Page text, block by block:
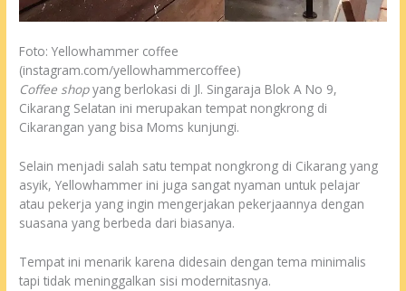
Foto: Yellowhammer coffee
(instagram.com/yellowhammercoffee)
Coffee shopyang berlokasi di Jl. Singaraja Blok A No 9,
Cikarang Selatan ini merupakan tempat nongkrong di
Cikarangan yang bisa Moms kunjungi.
Selain menjadi salah satu tempat nongkrong di Cikarang yang
asyik, Yellowhammer ini juga sangat nyaman untuk pelajar
atau pekerja yang ingin mengerjakan pekerjaannya dengan
suasana yang berbeda dari biasanya.
Tempat ini menarik karena didesain dengan tema minimalis
tapi tidak meninggalkan sisi modernitasnya.